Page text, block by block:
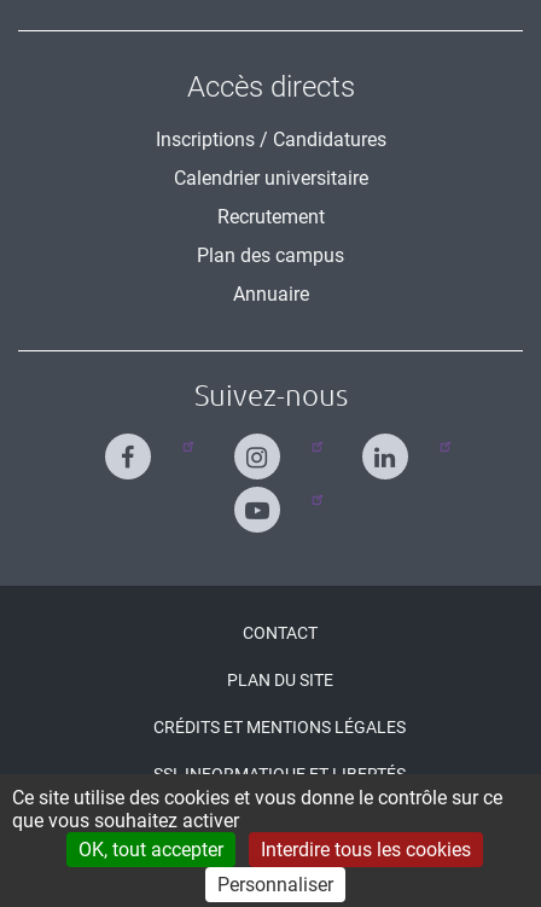
Ce site utilise des cookies et vous donne le contrôle sur ce
que vous souhaitez activer
OK, tout accepter
Interdire tous les cookies
Personnaliser
Accès directs
Inscriptions / Candidatures
Calendrier universitaire
Recrutement
Plan des campus
Annuaire
Suivez-nous
CONTACT
PLAN DU SITE
CRÉDITS ET MENTIONS LÉGALES
SSI, INFORMATIQUE ET LIBERTÉS
ACCESSIBILITÉ : PARTIELLEMENT CONFORME
CONNEXION